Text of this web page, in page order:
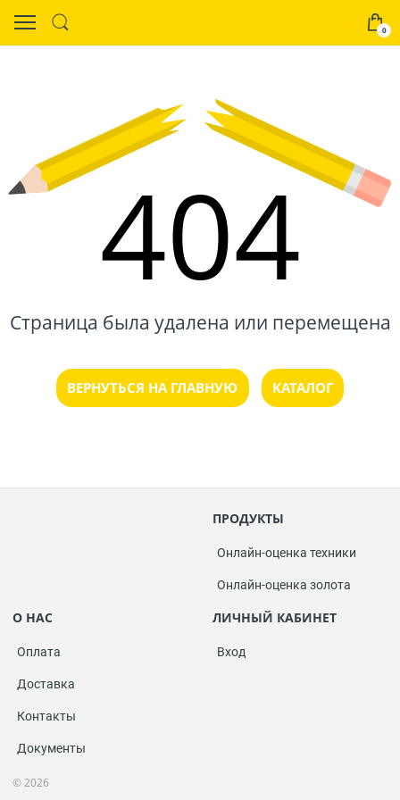
0
404
Страница была удалена или перемещена
ВЕРНУТЬСЯ НА ГЛАВНУЮ КАТАЛОГ
ПРОДУКТЫ
Онлайн-оценка техники
Онлайн-оценка золота
О НАС
Оплата
Доставка
Контакты
Документы
ЛИЧНЫЙ КАБИНЕТ
Вход
© 2026